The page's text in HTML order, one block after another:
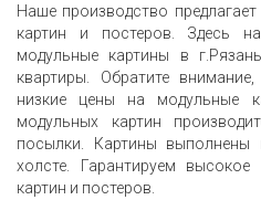
Наше производство
картин и постеров. Здесь
модульные картины в
квартиры. Обратите
низкие цены на модульные
модульных картин
посылки. Картины выполнены
холсте. Гарантируем
картин и постеров.